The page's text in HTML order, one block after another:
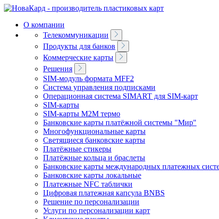
О компании
Телекоммуникации
Продукты для банков
Коммерческие карты
Решения
SIM-модуль формата MFF2
Система управления подписками
Операционная система SIMART для SIM-карт
SIM-карты
SIM-карты M2M термо
Банковские карты платёжной системы "Мир"
Многофункциональные карты
Светящиеся банковские карты
Платёжные стикеры
Платёжные кольца и браслеты
Банковские карты международных платежных
Банковские карты локальные
Платeжные NFC таблички
Цифровая платeжная капсула BNBS
Решение по персонализации
Услуги по персонализации карт